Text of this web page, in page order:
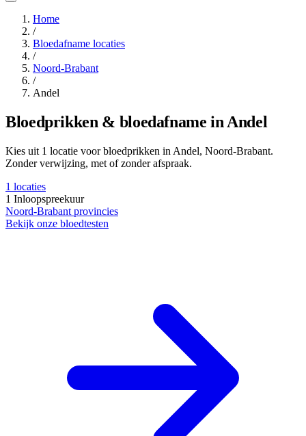
Home
/
Bloedafname locaties
/
Noord-Brabant
/
Andel
Bloedprikken & bloedafname in Andel
Kies uit 1 locatie voor bloedprikken in Andel, Noord-Brabant.
Zonder verwijzing, met of zonder afspraak.
1 locaties
1 Inloopspreekuur
Noord-Brabant provincies
Bekijk onze bloedtesten